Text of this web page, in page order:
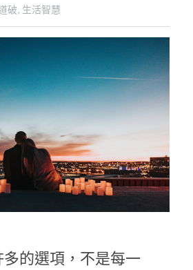
破, 生活智慧
的選項，不是每一